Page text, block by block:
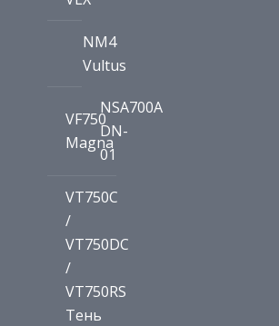
NM4
Vultus
VF750
Magna
NSA700A
DN-
01
VT750C
/
VT750DC
/
VT750RS
Тень